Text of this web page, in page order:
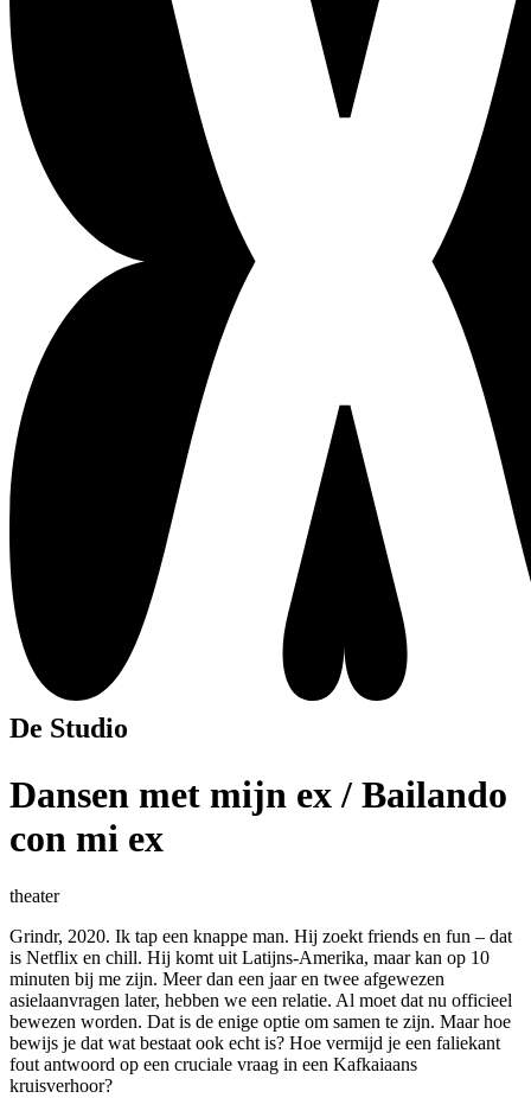
De Studio
Dansen met mijn ex / Bailando
con mi ex
theater
Grindr, 2020. Ik tap een knappe man. Hij zoekt friends en fun – dat
is Netflix en chill. Hij komt uit Latijns-Amerika, maar kan op 10
minuten bij me zijn. Meer dan een jaar en twee afgewezen
asielaanvragen later, hebben we een relatie. Al moet dat nu officieel
bewezen worden. Dat is de enige optie om samen te zijn. Maar hoe
bewijs je dat wat bestaat ook echt is? Hoe vermijd je een faliekant
fout antwoord op een cruciale vraag in een Kafkaiaans
kruisverhoor?